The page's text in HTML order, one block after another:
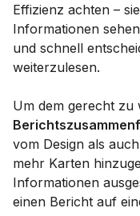
Effizienz achten –
Informationen
und schnell
weiterzulesen.
Um dem gerecht
vom Design als
mehr Karten
Informationen
einen Bericht auf